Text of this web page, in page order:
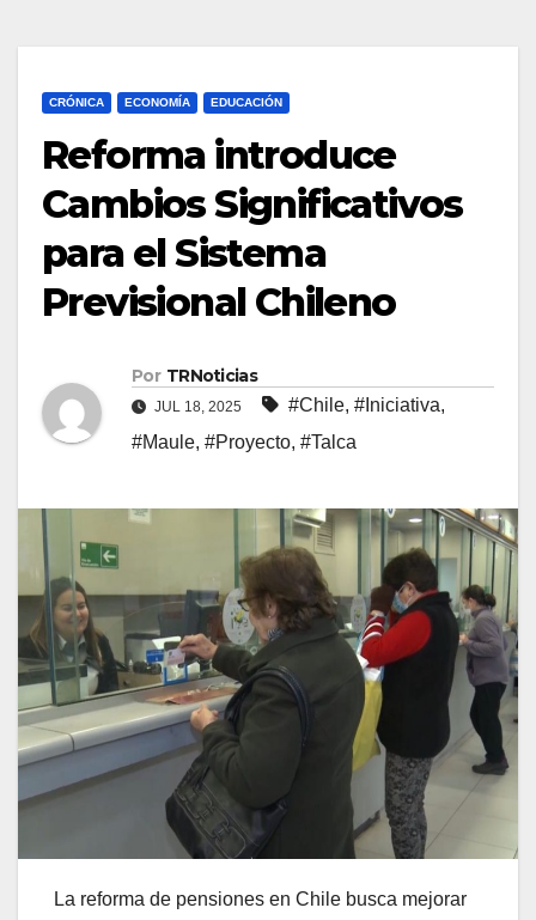
CRÓNICA ECONOMÍA EDUCACIÓN
Reforma introduce
Cambios Significativos
para el Sistema
Previsional Chileno
Por TRNoticias
JUL 18, 2025 #Chile, #Iniciativa,
#Maule, #Proyecto, #Talca
La reforma de pensiones en Chile busca mejorar